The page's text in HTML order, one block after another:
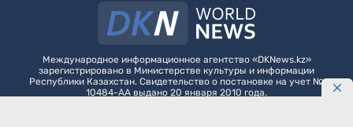
Международное информационное агентство «DKNews.kz»
зарегистрировано в Министерстве культуры и информации
Республики Казахстан. Свидетельство о постановке на учет №
10484-АА выдано 20 января 2010 года.